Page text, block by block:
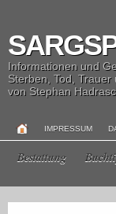
Informationen und
Sterben, Tod,
von Stephan
IMPRESSUM
Bestattung